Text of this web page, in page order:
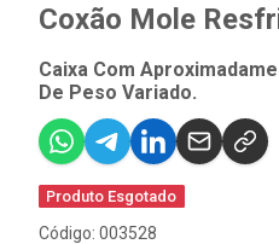
Coxão Mole
Caixa Com
De Peso Variado.
Produto Esgotado
Código: 003528